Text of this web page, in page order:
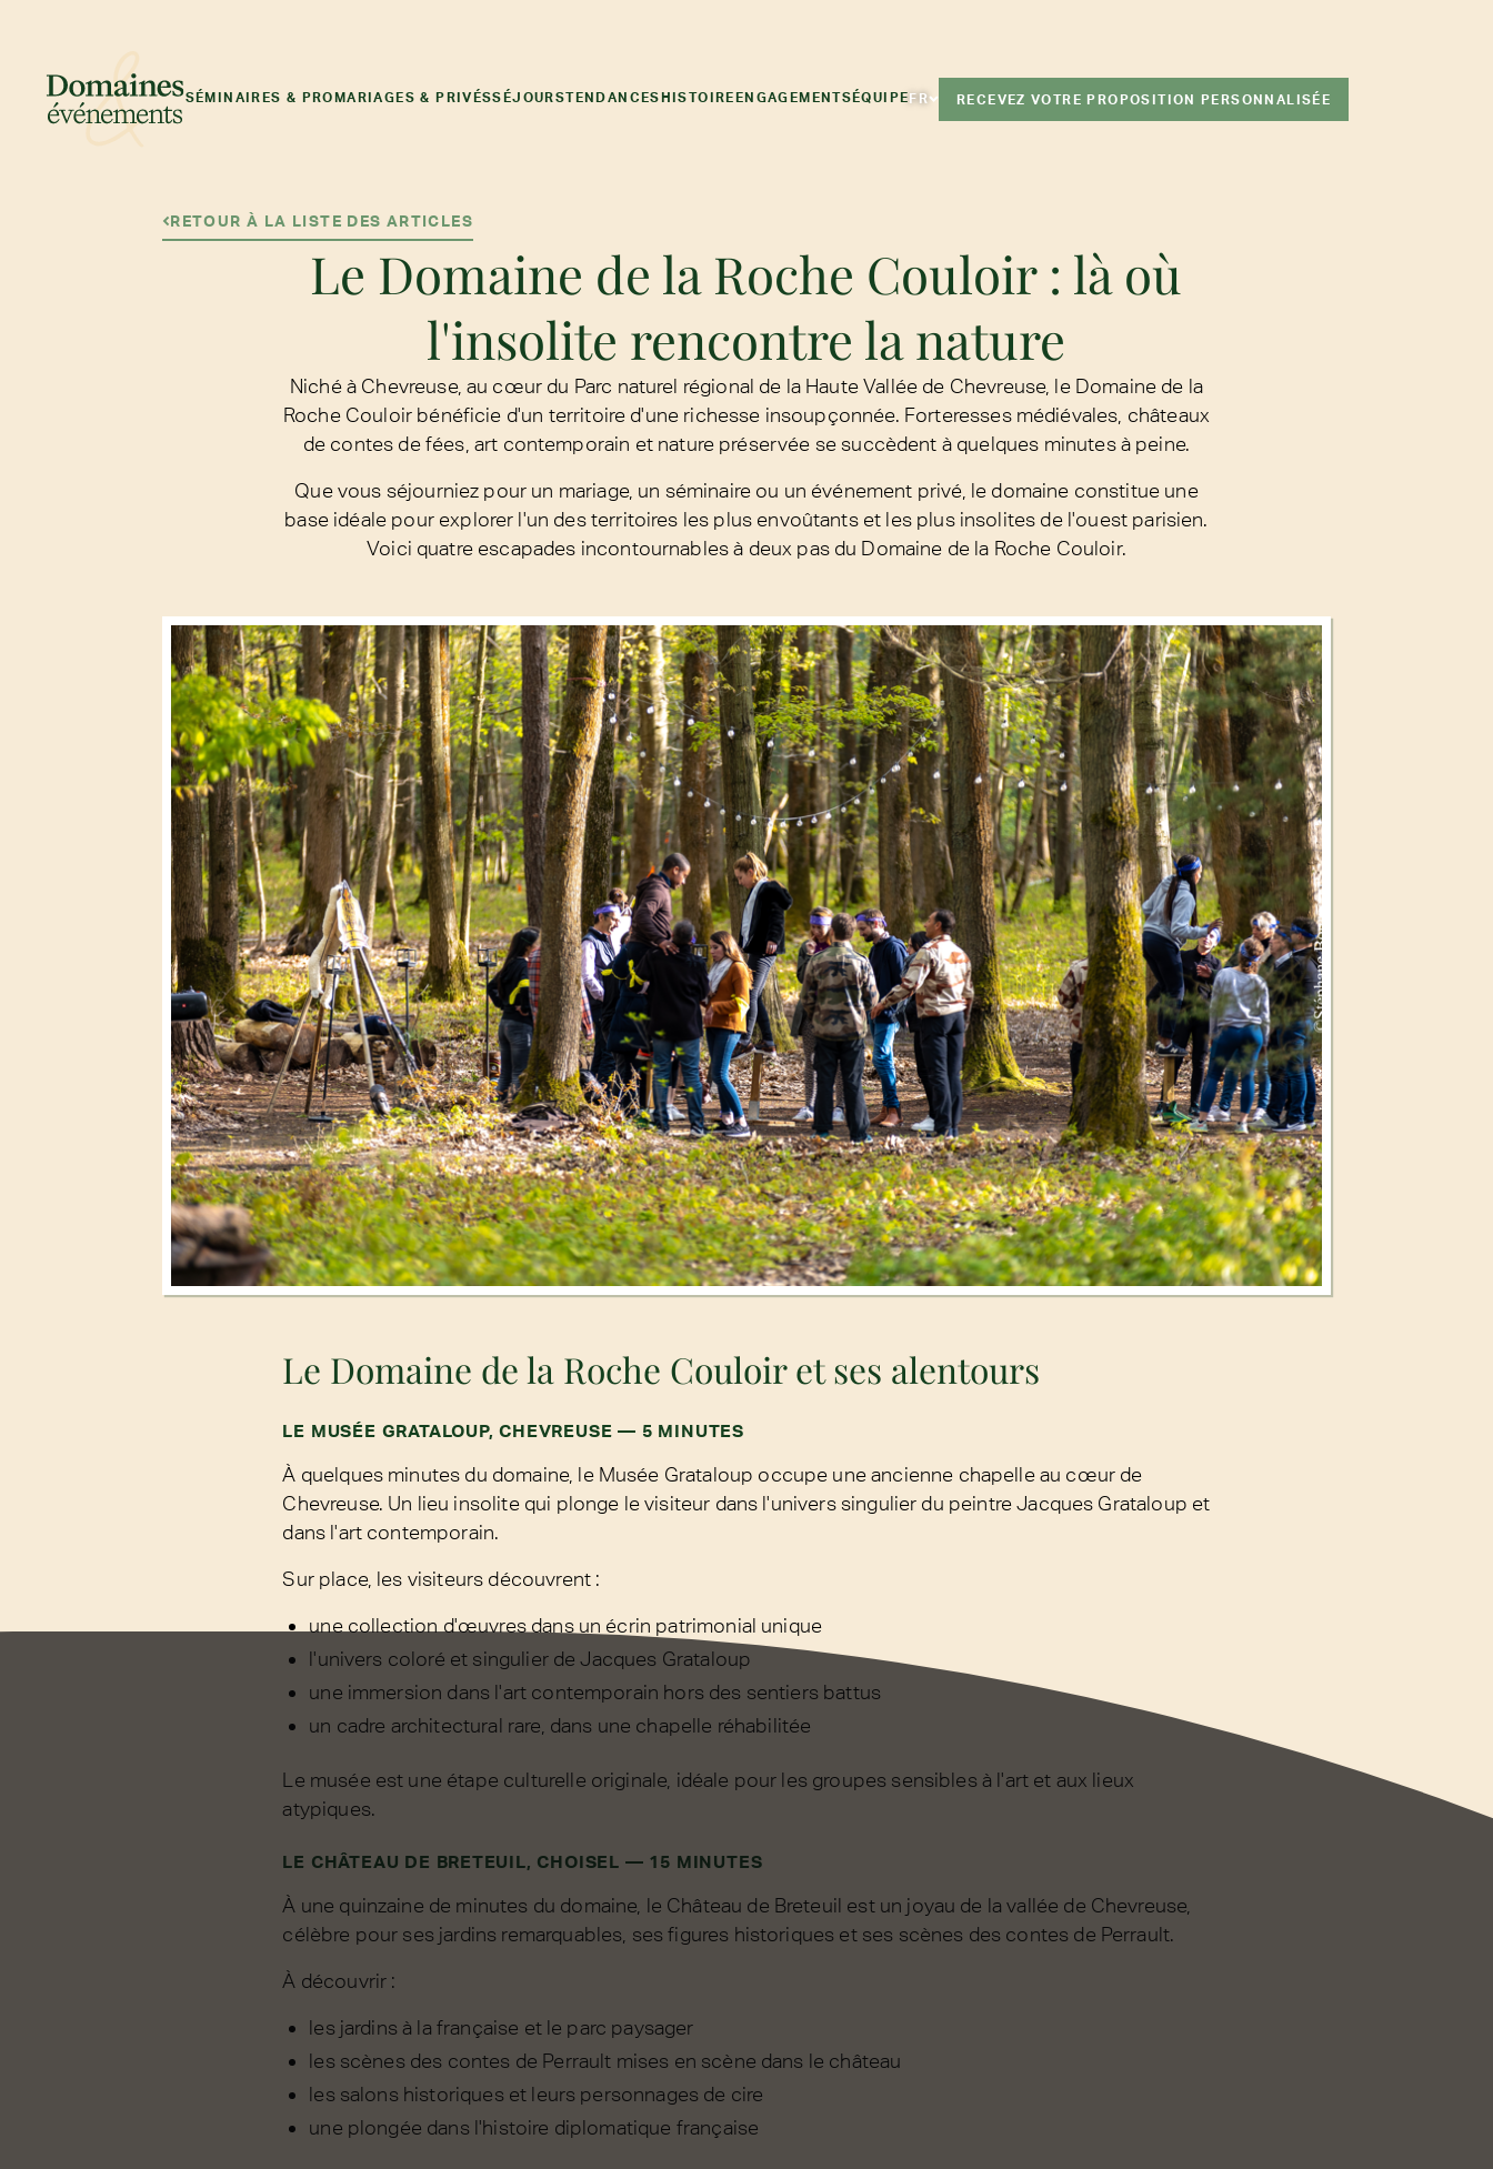
SÉMINAIRES & PROMARIAGES & PRIVÉSSÉJOURSTENDANCESHISTOIREENGAGEMENTSÉQUIPEFR RECEVEZ VOTRE PROPOSITION PERSONNALISÉE
RETOUR À LA LISTE DES ARTICLES
Le Domaine de la Roche Couloir : là où
l'insolite rencontre la nature
Niché à Chevreuse, au cœur du Parc naturel régional de la Haute Vallée de Chevreuse, le Domaine de la
Roche Couloir bénéficie d'un territoire d'une richesse insoupçonnée. Forteresses médiévales, châteaux
de contes de fées, art contemporain et nature préservée se succèdent à quelques minutes à peine.
Que vous séjourniez pour un mariage, un séminaire ou un événement privé, le domaine constitue une
base idéale pour explorer l'un des territoires les plus envoûtants et les plus insolites de l'ouest parisien.
Voici quatre escapades incontournables à deux pas du Domaine de la Roche Couloir.
Le Domaine de la Roche Couloir et ses alentours
LE MUSÉE GRATALOUP, CHEVREUSE — 5 MINUTES
À quelques minutes du domaine, le Musée Grataloup occupe une ancienne chapelle au cœur de
Chevreuse. Un lieu insolite qui plonge le visiteur dans l'univers singulier du peintre Jacques Grataloup et
dans l'art contemporain.
Sur place, les visiteurs découvrent :
une collection d'œuvres dans un écrin patrimonial unique
l'univers coloré et singulier de Jacques Grataloup
une immersion dans l'art contemporain hors des sentiers battus
un cadre architectural rare, dans une chapelle réhabilitée
Le musée est une étape culturelle originale, idéale pour les groupes sensibles à l'art et aux lieux
atypiques.
LE CHÂTEAU DE BRETEUIL, CHOISEL — 15 MINUTES
À une quinzaine de minutes du domaine, le Château de Breteuil est un joyau de la vallée de Chevreuse,
célèbre pour ses jardins remarquables, ses figures historiques et ses scènes des contes de Perrault.
À découvrir :
les jardins à la française et le parc paysager
les scènes des contes de Perrault mises en scène dans le château
les salons historiques et leurs personnages de cire
une plongée dans l'histoire diplomatique française